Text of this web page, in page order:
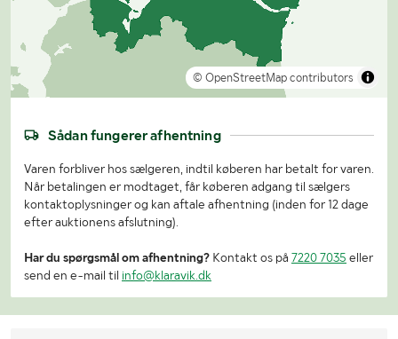
© OpenStreetMap contributors
Sådan fungerer afhentning
Varen forbliver hos sælgeren, indtil køberen har betalt for varen.
Når betalingen er modtaget, får køberen adgang til sælgers
kontaktoplysninger og kan aftale afhentning (inden for 12 dage
efter auktionens afslutning).
Har du spørgsmål om afhentning? Kontakt os på 7220 7035 eller
send en e-mail til info@klaravik.dk